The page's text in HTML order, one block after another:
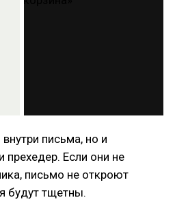
письма, но и
прехедер. Если они не
письмо не откроют
будут тщетны.